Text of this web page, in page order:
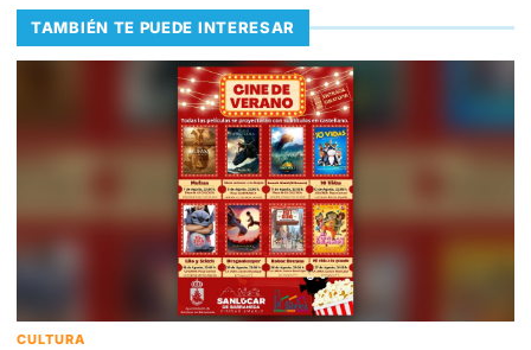
TAMBIÉN TE PUEDE INTERESAR
CULTURA